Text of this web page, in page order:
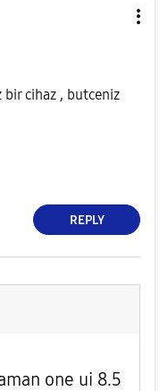
cihaz , butceniz
REPLY
one ui 8.5